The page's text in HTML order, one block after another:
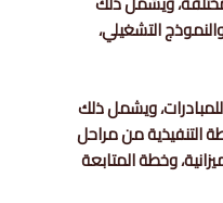
التشغيلي،
ويشمل ذلك
التنفيذية من مراحل
وخطة المتابعة